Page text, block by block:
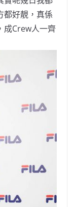
都好靚，真係
成Crew人一齊